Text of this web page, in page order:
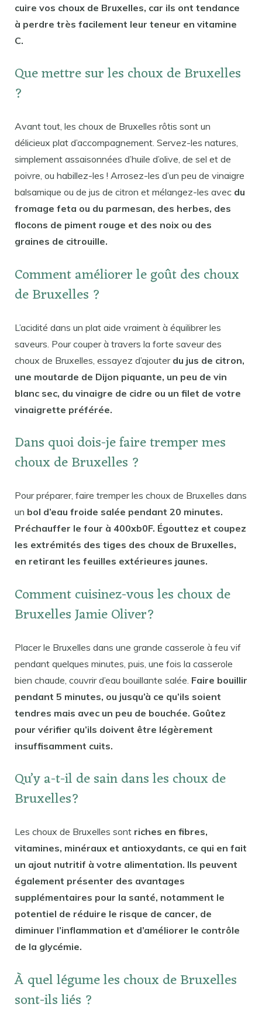
cuire vos choux de Bruxelles, car ils ont tendance
à perdre très facilement leur teneur en vitamine
C.
Que mettre sur les choux de Bruxelles
?
Avant tout, les choux de Bruxelles rôtis sont un
délicieux plat d’accompagnement. Servez-les natures,
simplement assaisonnées d’huile d’olive, de sel et de
poivre, ou habillez-les ! Arrosez-les d’un peu de vinaigre
balsamique ou de jus de citron et mélangez-les avec du
fromage feta ou du parmesan, des herbes, des
flocons de piment rouge et des noix ou des
graines de citrouille.
Comment améliorer le goût des choux
de Bruxelles ?
L’acidité dans un plat aide vraiment à équilibrer les
saveurs. Pour couper à travers la forte saveur des
choux de Bruxelles, essayez d’ajouter du jus de citron,
une moutarde de Dijon piquante, un peu de vin
blanc sec, du vinaigre de cidre ou un filet de votre
vinaigrette préférée.
Dans quoi dois-je faire tremper mes
choux de Bruxelles ?
Pour préparer, faire tremper les choux de Bruxelles dans
un bol d’eau froide salée pendant 20 minutes.
Préchauffer le four à 400xb0F. Égouttez et coupez
les extrémités des tiges des choux de Bruxelles,
en retirant les feuilles extérieures jaunes.
Comment cuisinez-vous les choux de
Bruxelles Jamie Oliver?
Placer le Bruxelles dans une grande casserole à feu vif
pendant quelques minutes, puis, une fois la casserole
bien chaude, couvrir d’eau bouillante salée. Faire bouillir
pendant 5 minutes, ou jusqu’à ce qu’ils soient
tendres mais avec un peu de bouchée. Goûtez
pour vérifier qu’ils doivent être légèrement
insuffisamment cuits.
Qu’y a-t-il de sain dans les choux de
Bruxelles?
Les choux de Bruxelles sont riches en fibres,
vitamines, minéraux et antioxydants, ce qui en fait
un ajout nutritif à votre alimentation. Ils peuvent
également présenter des avantages
supplémentaires pour la santé, notamment le
potentiel de réduire le risque de cancer, de
diminuer l’inflammation et d’améliorer le contrôle
de la glycémie.
À quel légume les choux de Bruxelles
sont-ils liés ?